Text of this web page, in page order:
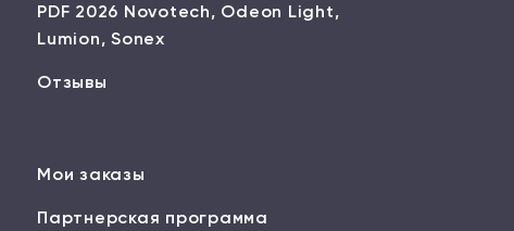
PDF 2026 Novotech, Odeon Light,
Lumion, Sonex
Отзывы
Мои заказы
Партнерская программа